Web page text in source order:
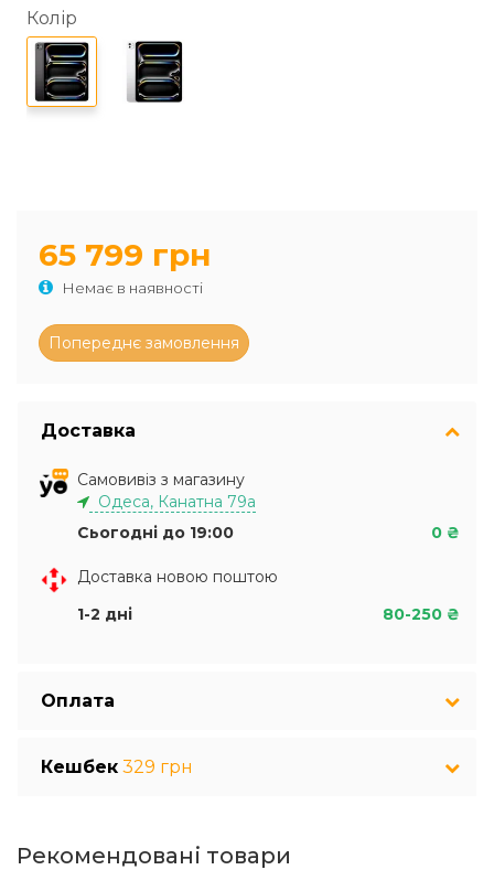
Колір
65 799 грн
Немає в наявності
Доставка
Самовивіз з магазину
Одеса, Канатна 79а
Сьогодні до 19:00
0 ₴
Доставка новою поштою
1-2 дні
80-250 ₴
Оплата
Кешбек 329 грн
Рекомендовані товари